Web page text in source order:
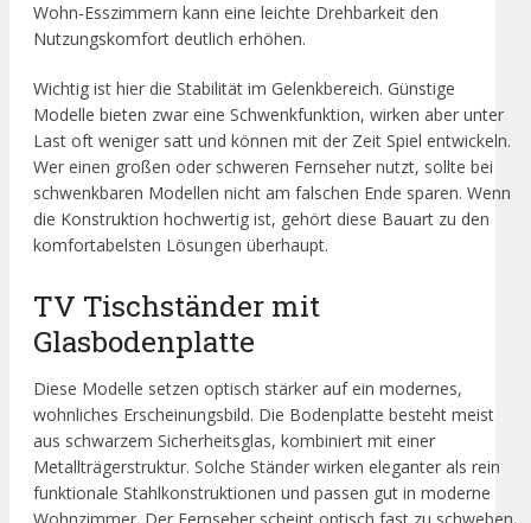
Wohn-Esszimmern kann eine leichte Drehbarkeit den
Nutzungskomfort deutlich erhöhen.
Wichtig ist hier die Stabilität im Gelenkbereich. Günstige
Modelle bieten zwar eine Schwenkfunktion, wirken aber unter
Last oft weniger satt und können mit der Zeit Spiel entwickeln.
Wer einen großen oder schweren Fernseher nutzt, sollte bei
schwenkbaren Modellen nicht am falschen Ende sparen. Wenn
die Konstruktion hochwertig ist, gehört diese Bauart zu den
komfortabelsten Lösungen überhaupt.
TV Tischständer mit
Glasbodenplatte
Diese Modelle setzen optisch stärker auf ein modernes,
wohnliches Erscheinungsbild. Die Bodenplatte besteht meist
aus schwarzem Sicherheitsglas, kombiniert mit einer
Metallträgerstruktur. Solche Ständer wirken eleganter als rein
funktionale Stahlkonstruktionen und passen gut in moderne